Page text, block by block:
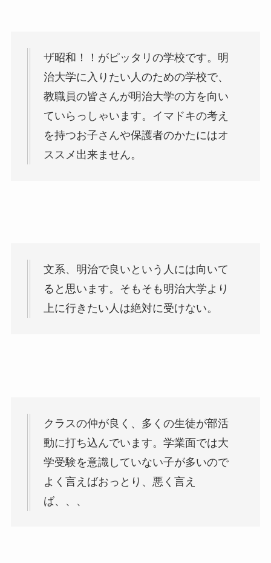
ザ昭和！！がピッタリの学校です。明
治大学に入りたい人のための学校で、
教職員の皆さんが明治大学の方を向い
ていらっしゃいます。イマドキの考え
を持つお子さんや保護者のかたにはオ
ススメ出来ません。
文系、明治で良いという人には向いて
ると思います。そもそも明治大学より
上に行きたい人は絶対に受けない。
クラスの仲が良く、多くの生徒が部活
動に打ち込んでいます。学業面では大
学受験を意識していない子が多いので
よく言えばおっとり、悪く言え
ば、、、